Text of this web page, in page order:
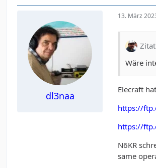
dl3naa
13. März
Wäre
Elecraft
https://
https://
N6KR
same